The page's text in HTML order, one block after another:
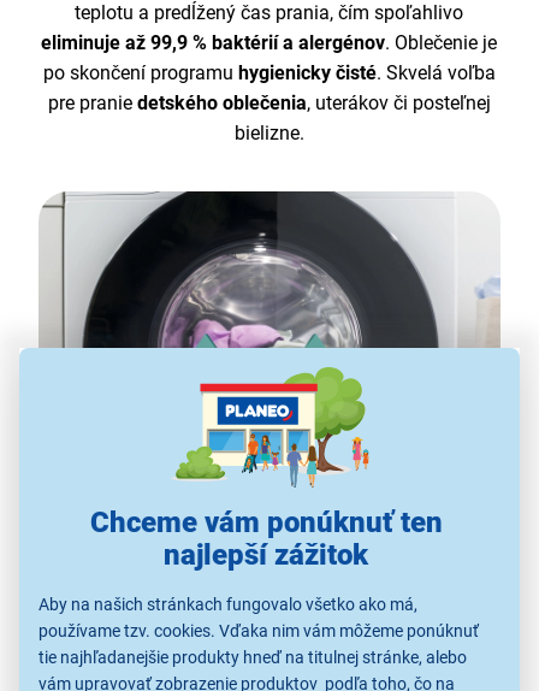
Chceme vám ponúknuť ten
najlepší zážitok
Aby na našich stránkach fungovalo všetko ako má,
používame tzv. cookies. Vďaka nim vám môžeme ponúknuť
tie najhľadanejšie produkty hneď na titulnej stránke, alebo
vám upravovať zobrazenie produktov podľa toho, čo na
teplotu a predĺžený čas prania, čím spoľahlivo
eliminuje až 99,9 % baktérií a alergénov. Oblečenie je
po skončení programu hygienicky čisté. Skvelá voľba
pre pranie detského oblečenia, uterákov či posteľnej
bielizne.
AntiCrease - menej záhybov, viac
pohodlia
FunkciaAntiCrease udržiava bielizeň v pohybe aj po
skončení pracieho cyklu, aby sa zabránilo jej